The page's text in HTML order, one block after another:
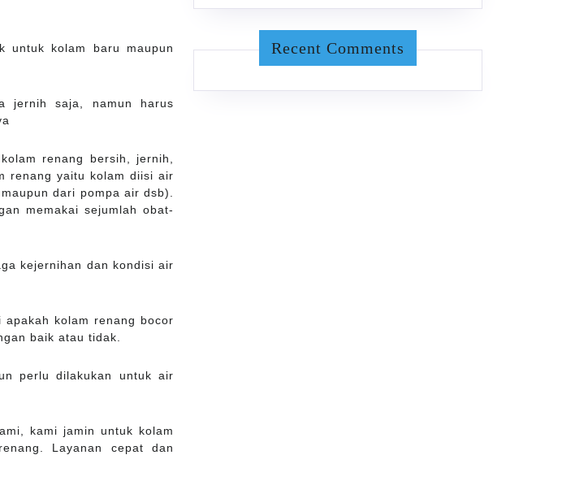
untuk kolam baru maupun
jernih saja, namun harus
renang bersih, jernih,
renang yaitu kolam diisi air
dari pompa air dsb).
memakai sejumlah obat-
kejernihan dan kondisi air
kolam renang bocor
baik atau tidak.
perlu dilakukan untuk air
kami jamin untuk kolam
Layanan cepat dan
Recent Comments